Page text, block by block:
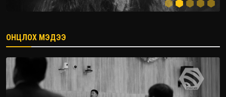
2026.08.08
ОНЦЛОХ МЭДЭЭ